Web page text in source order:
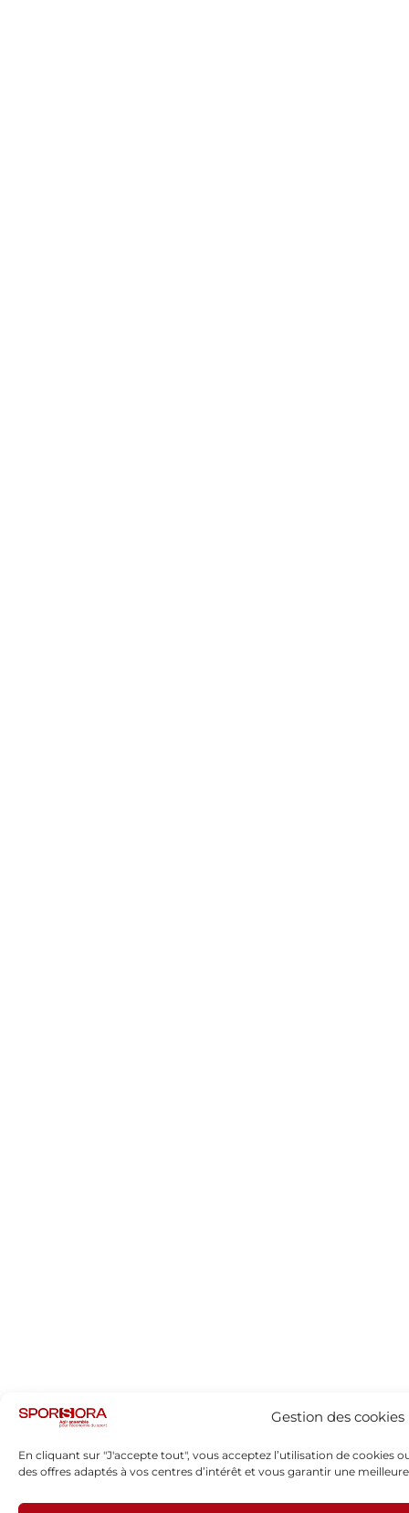
Gestion des cookies
En cliquant sur "J'accepte tout", vous acceptez l’utilisation de cookies
des offres adaptés à vos centres d’intérêt et vous garantir une